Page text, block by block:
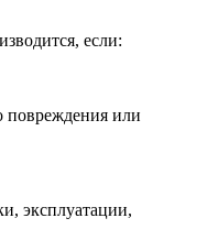
если:
повреждения или
эксплуатации,